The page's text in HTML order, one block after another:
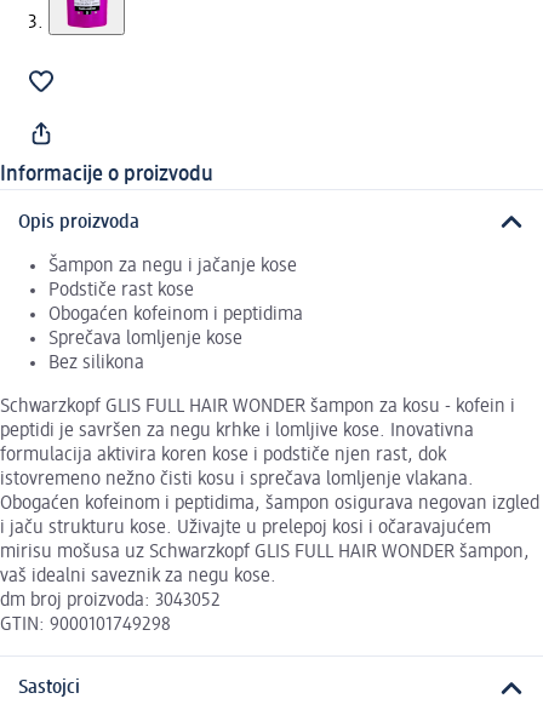
Informacije o proizvodu
Opis proizvoda
Šampon za negu i jačanje kose
Podstiče rast kose
Obogaćen kofeinom i peptidima
Sprečava lomljenje kose
Bez silikona
Schwarzkopf GLIS FULL HAIR WONDER šampon za kosu - kofein i
peptidi je savršen za negu krhke i lomljive kose. Inovativna
formulacija aktivira koren kose i podstiče njen rast, dok
istovremeno nežno čisti kosu i sprečava lomljenje vlakana.
Obogaćen kofeinom i peptidima, šampon osigurava negovan izgled
i jaču strukturu kose. Uživajte u prelepoj kosi i očaravajućem
mirisu mošusa uz Schwarzkopf GLIS FULL HAIR WONDER šampon,
vaš idealni saveznik za negu kose.
dm broj proizvoda: 3043052
GTIN: 9000101749298
Sastojci